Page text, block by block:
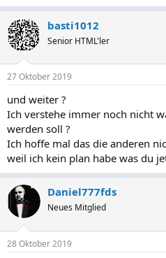
basti1012
Senior HTML'ler
27 Oktober 2019
und weiter ?
Ich verstehe immer noch nicht
werden soll ?
Ich hoffe mal das die anderen
weil ich kein plan habe was du
Daniel777fds
Neues Mitglied
28 Oktober 2019